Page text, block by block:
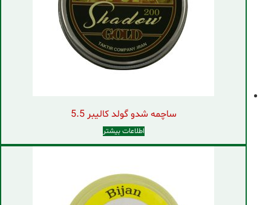
ساچمه شدو گولد کالیبر 5.5
اطلاعات بیشتر